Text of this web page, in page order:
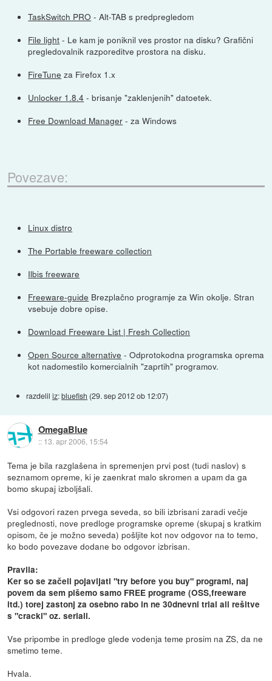
TaskSwitch PRO - Alt-TAB s predpregledom
File light - Le kam je poniknil ves prostor na disku? Grafični
pregledovalnik razporeditve prostora na disku.
FireTune za Firefox 1.x
Unlocker 1.8.4 - brisanje "zaklenjenih" datoetek.
Free Download Manager - za Windows
Povezave:
Linux distro
The Portable freeware collection
Ilbis freeware
Freeware-guide Brezplačno programje za Win okolje. Stran
vsebuje dobre opise.
Download Freeware List | Fresh Collection
Open Source alternative - Odprotokodna programska oprema
kot nadomestilo komercialnih "zaprtih" programov.
razdeliliz:bluefish (29. sep 2012 ob 12:07)
OmegaBlue
:: 13. apr 2006, 15:54
Tema je bila razglašena in spremenjen prvi post (tudi naslov) s
seznamom opreme, ki je zaenkrat malo skromen a upam da ga
bomo skupaj izboljšali.
Vsi odgovori razen prvega seveda, so bili izbrisani zaradi večje
preglednosti, nove predloge programske opreme (skupaj s kratkim
opisom, če je možno seveda) pošljite kot nov odgovor na to temo,
ko bodo povezave dodane bo odgovor izbrisan.
Pravila:
Ker so se začeli pojavljati "try before you buy" programi, naj
povem da sem pišemo samo FREE programe (OSS,freeware
itd.) torej zastonj za osebno rabo in ne 30dnevni trial ali rešitve
s "cracki" oz. seriali.
Vse pripombe in predloge glede vodenja teme prosim na ZS, da ne
smetimo teme.
Hvala.